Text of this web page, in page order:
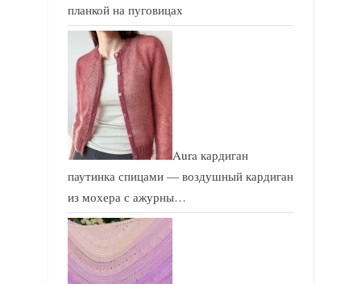
планкой на пуговицах
Aura кардиган
паутинка спицами — воздушный кардиган
из мохера с ажурны…